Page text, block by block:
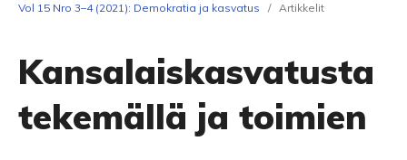
Vol 15 Nro 3–4 (2021): Demokratia ja kasvatus
/ Artikkelit
Kansalaiskasvatusta
tekemällä ja toimien